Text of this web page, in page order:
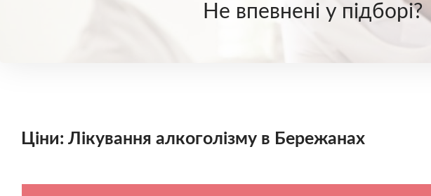
Не впевнені у підборі?
Ціни: Лікування алкоголізму в Бережанах